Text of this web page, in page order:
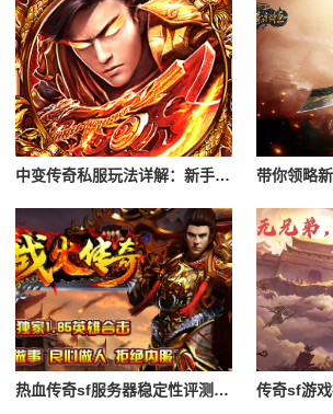
中变传奇私服玩法详解：新手入门攻略
热血传奇sf服务器稳定性评测与对比